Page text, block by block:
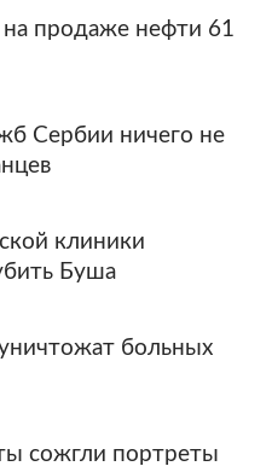
на продаже нефти 61
Сербии ничего не
клиники
Буша
больных
сожгли портреты